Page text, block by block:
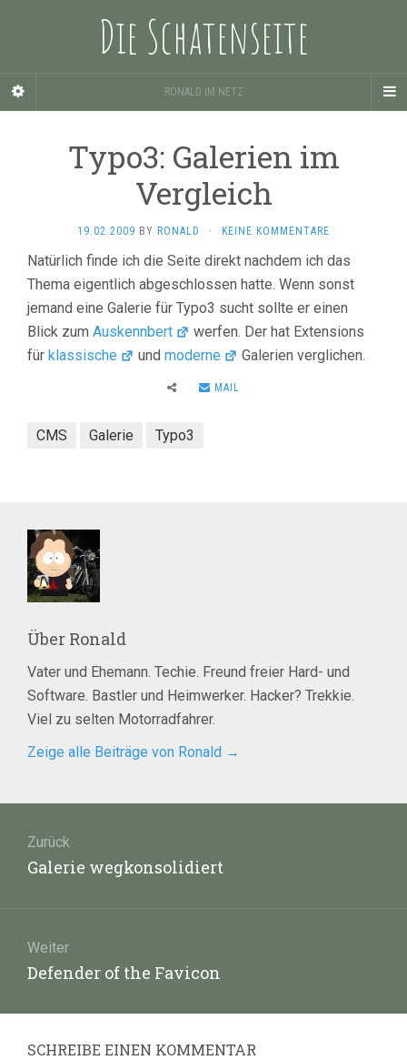
Die Schatenseite
RONALD IM NETZ
Typo3: Galerien im
Vergleich
19.02.2009 BY RONALD · KEINE KOMMENTARE
Natürlich finde ich die Seite direkt nachdem ich das
Thema eigentlich abgeschlossen hatte. Wenn sonst
jemand eine Galerie für Typo3 sucht sollte er einen
Blick zum Auskennbert
werfen. Der hat Extensions
für klassische undmoderne Galerien verglichen.
MAIL
CMS Galerie Typo3
Über Ronald
Vater und Ehemann. Techie. Freund freier Hard- und
Software. Bastler und Heimwerker. Hacker? Trekkie.
Viel zu selten Motorradfahrer.
Zeige alle Beiträge von Ronald →
Zurück
Vorheriger
Galerie wegkonsolidiert
Weiter
Nächster
Defender of the Favicon
SCHREIBE EINEN KOMMENTAR